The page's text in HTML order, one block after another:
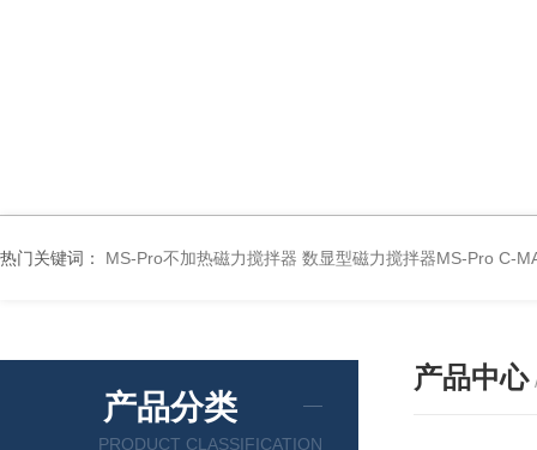
热门关键词： MS-Pro不加热磁力搅拌器 数显型磁力搅拌器MS-Pro C-
产品分类
PRODUCT CLASSIFICATION
产品中心